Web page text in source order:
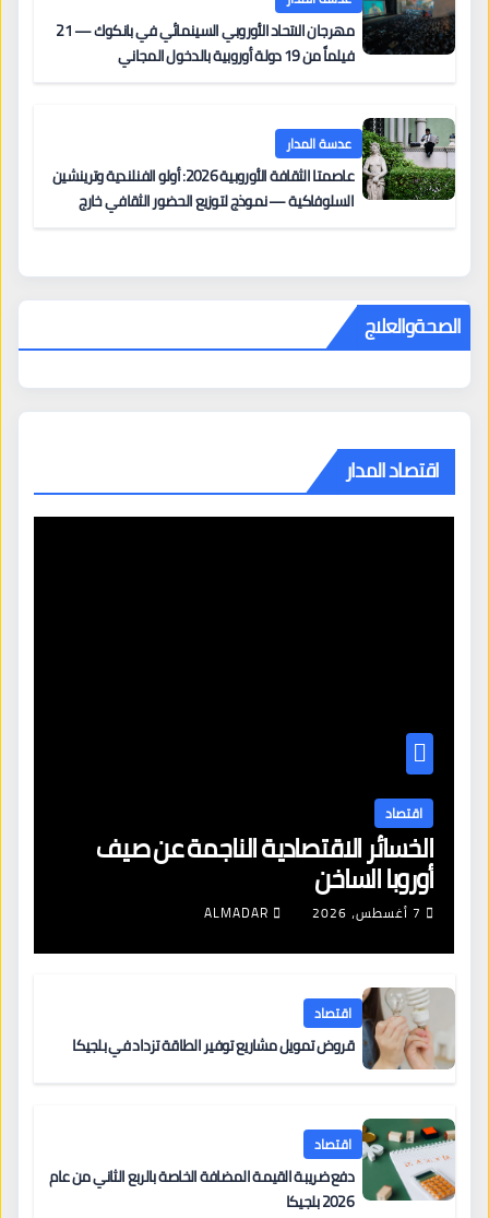
مهرجان الاتحاد الأوروبي السينمائي في بانكوك — 21
فيلماً من 19 دولة أوروبية بالدخول المجاني
عدسة المدار
عاصمتا الثقافة الأوروبية 2026: أولو الفنلندية وترينشين
السلوفاكية — نموذج لتوزيع الحضور الثقافي خارج
الصحةوالعلاج
اقتصاد المدار
اقتصاد
الخسائر الاقتصادية الناجمة عن صيف
أوروبا الساخن
7 أغسطس، 2026 ALMADAR
اقتصاد
قروض تمويل مشاريع توفير الطاقة تزداد في بلجيكا
اقتصاد
دفع ضريبة القيمة المضافة الخاصة بالربع الثاني من عام
2026 بلجيكا